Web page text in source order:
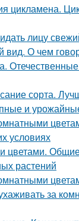
цикламена.
лицу
вид. О чем
сорта.
и
условиях
цветами.
растений
за